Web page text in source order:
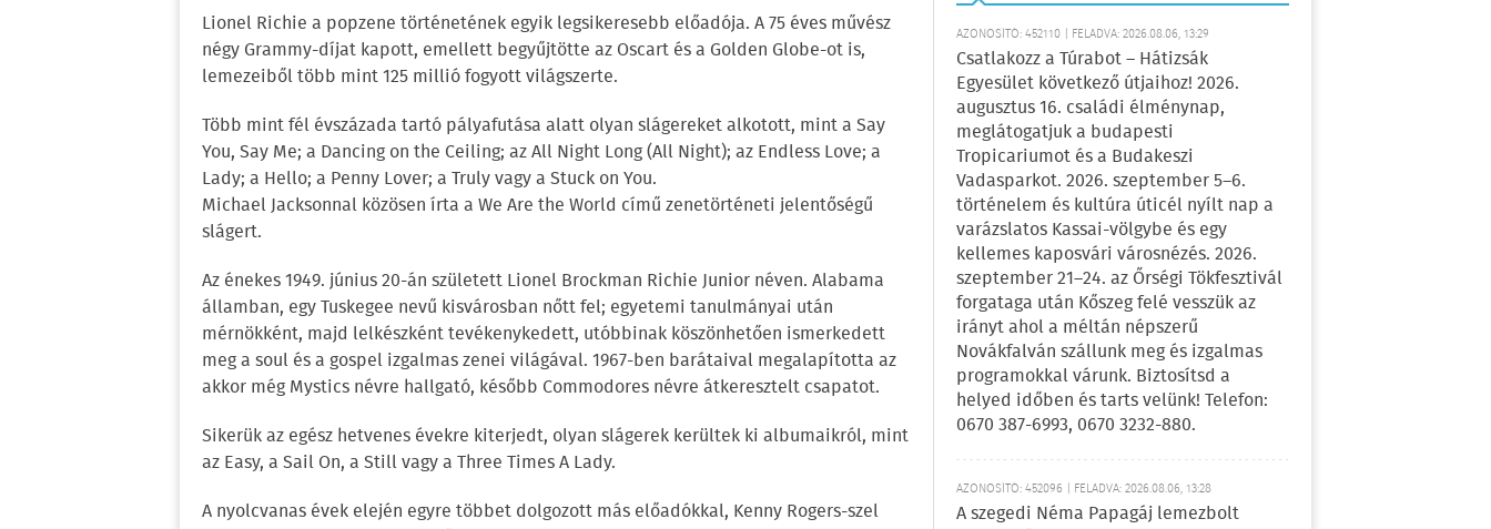
Lionel Richie a popzene történetének egyik legsikeresebb előadója. A 75 éves művész
négy Grammy-díjat kapott, emellett begyűjtötte az Oscart és a Golden Globe-ot is,
lemezeiből több mint 125 millió fogyott világszerte.
Több mint fél évszázada tartó pályafutása alatt olyan slágereket alkotott, mint a Say
You, Say Me; a Dancing on the Ceiling; az All Night Long (All Night); az Endless Love; a
Lady; a Hello; a Penny Lover; a Truly vagy a Stuck on You.
Michael Jacksonnal közösen írta a We Are the World című zenetörténeti jelentőségű
slágert.
Az énekes 1949. június 20-án született Lionel Brockman Richie Junior néven. Alabama
államban, egy Tuskegee nevű kisvárosban nőtt fel; egyetemi tanulmányai után
mérnökként, majd lelkészként tevékenykedett, utóbbinak köszönhetően ismerkedett
meg a soul és a gospel izgalmas zenei világával. 1967-ben barátaival megalapította az
akkor még Mystics névre hallgató, később Commodores névre átkeresztelt csapatot.
Sikerük az egész hetvenes évekre kiterjedt, olyan slágerek kerültek ki albumaikról, mint
az Easy, a Sail On, a Still vagy a Three Times A Lady.
A nyolcvanas évek elején egyre többet dolgozott más előadókkal, Kenny Rogers-szel
AZONOSÍTÓ: 452110 | FELADVA: 2026.08.06, 13:29
Csatlakozz a Túrabot – Hátizsák
Egyesület következő útjaihoz! 2026.
augusztus 16. családi élménynap,
meglátogatjuk a budapesti
Tropicariumot és a Budakeszi
Vadasparkot. 2026. szeptember 5–6.
történelem és kultúra úticél nyílt nap a
varázslatos Kassai-völgybe és egy
kellemes kaposvári városnézés. 2026.
szeptember 21–24. az Őrségi Tökfesztivál
forgataga után Kőszeg felé vesszük az
irányt ahol a méltán népszerű
Novákfalván szállunk meg és izgalmas
programokkal várunk. Biztosítsd a
helyed időben és tarts velünk! Telefon:
0670 387-6993, 0670 3232-880.
AZONOSÍTÓ: 452096 | FELADVA: 2026.08.06, 13:28
A szegedi Néma Papagáj lemezbolt